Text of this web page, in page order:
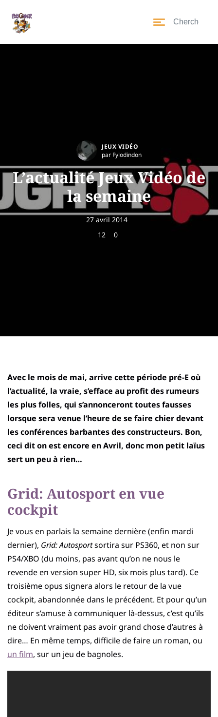
JEUX VIDÉO
par Fylodindon
L’actualité Jeux Vidéo de
la semaine
27 avril 2014
12
0
Avec le mois de mai, arrive cette période pré-E où
l’actualité, la vraie, s’efface au profit des rumeurs
les plus folles, qui s’annonceront toutes fausses
lorsque sera venue l’heure de se faire chier devant
les conférences barbantes des constructeurs. Bon,
ceci dit on est encore en Avril, donc mon petit laïus
sert un peu à rien…
Grid: Autosport en vue
cockpit
Je vous en parlais la semaine dernière (enfin mardi
dernier), Grid: Autosportsortira sur PS360, et non sur
PS4/XBO (du moins, pas avant qu’on ne nous le
revende en version super HD, six mois plus tard). Ce
troisième opus signera alors le retour de la vue
cockpit, abandonnée dans le précédent. Et pour qu’un
éditeur s’amuse à communiquer là-dessus, c’est qu’ils
ne doivent vraiment pas avoir grand chose d’autres à
dire… En même temps, difficile de faire un roman, ou
un film, sur un jeu de bagnoles.